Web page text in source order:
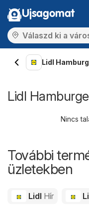
Ujsagomat
Lidl
Lidl
Nincs
További
üzletekben
Lidl Hír